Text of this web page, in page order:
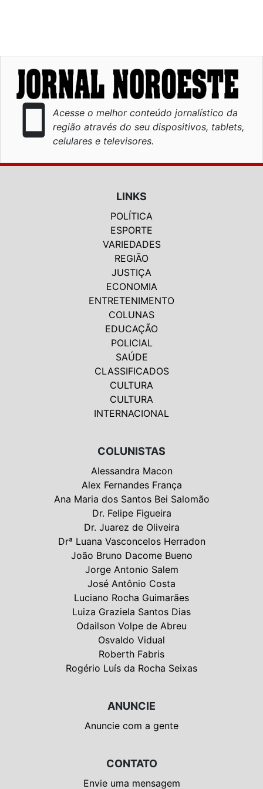
smartphone
Acesse o melhor conteúdo jornalístico da
região através do seu dispositivos, tablets,
celulares e televisores.
LINKS
POLÍTICA
ESPORTE
VARIEDADES
REGIÃO
JUSTIÇA
ECONOMIA
ENTRETENIMENTO
COLUNAS
EDUCAÇÃO
POLICIAL
SAÚDE
CLASSIFICADOS
CULTURA
CULTURA
INTERNACIONAL
COLUNISTAS
Alessandra Macon
Alex Fernandes França
Ana Maria dos Santos Bei Salomão
Dr. Felipe Figueira
Dr. Juarez de Oliveira
Drª Luana Vasconcelos Herradon
João Bruno Dacome Bueno
Jorge Antonio Salem
José Antônio Costa
Luciano Rocha Guimarães
Luiza Graziela Santos Dias
Odailson Volpe de Abreu
Osvaldo Vidual
Roberth Fabris
Rogério Luís da Rocha Seixas
ANUNCIE
Anuncie com a gente
CONTATO
Envie uma mensagem